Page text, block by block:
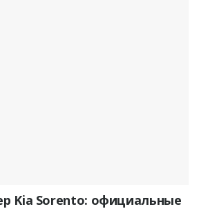
Kia Sorento: официальные